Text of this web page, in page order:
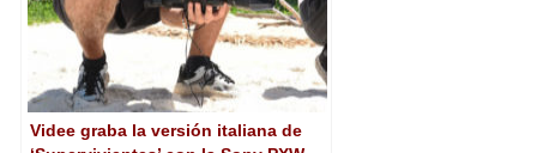
Videe graba la versión italiana de